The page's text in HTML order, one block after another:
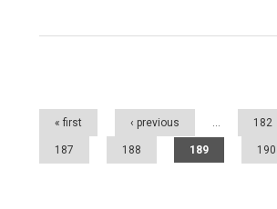
Pages
« first ‹ previous … 182
187 188 189 190